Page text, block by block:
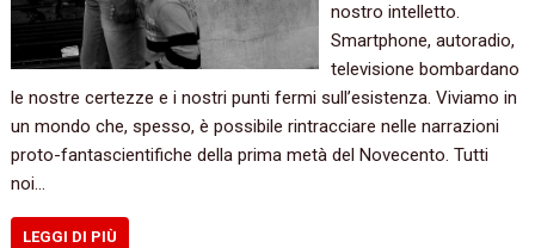
nostro intelletto.
Smartphone, autoradio,
televisione bombardano
le nostre certezze e i nostri punti fermi sull’esistenza. Viviamo in
un mondo che, spesso, è possibile rintracciare nelle narrazioni
proto-fantascientifiche della prima metà del Novecento. Tutti
noi…
LEGGI DI PIÙ